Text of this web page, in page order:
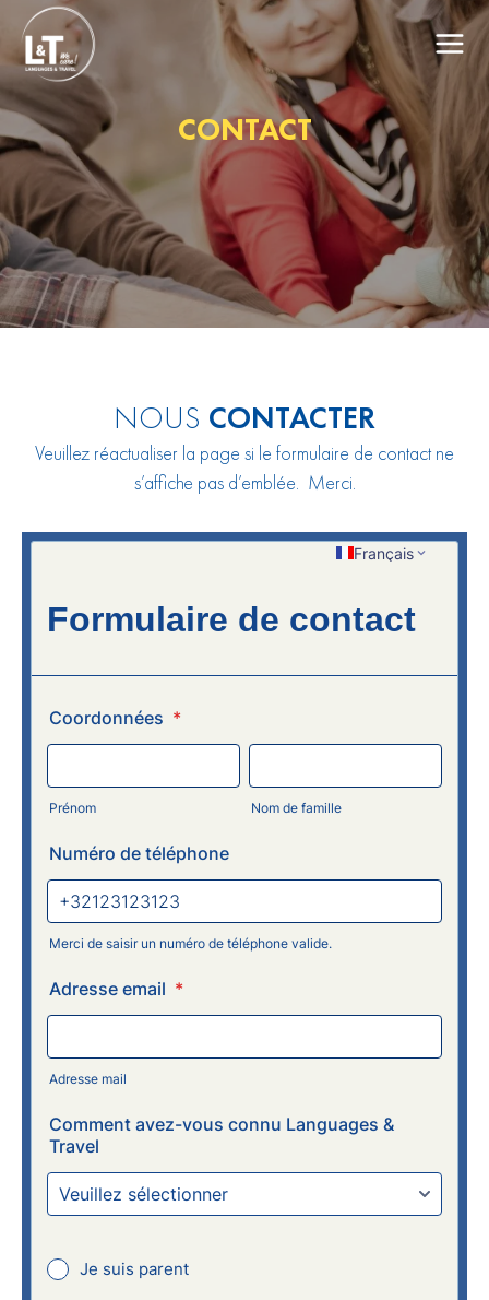
CONTACT
NOUS CONTACTER
Veuillez réactualiser la page si le formulaire de contact ne
s’affiche pas d’emblée. Merci.